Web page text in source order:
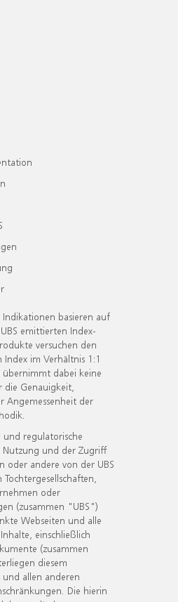
Indikationen basieren auf
emittierten Index-
versuchen den
im Verhältnis 1:1
übernimmt dabei keine
die Genauigkeit,
Angemessenheit der
regulatorische
und der Zugriff
oder andere von der UBS
oder
(zusammen "UBS")
Webseiten und alle
einschließlich
(zusammen
diesem
und allen anderen
Die hierin